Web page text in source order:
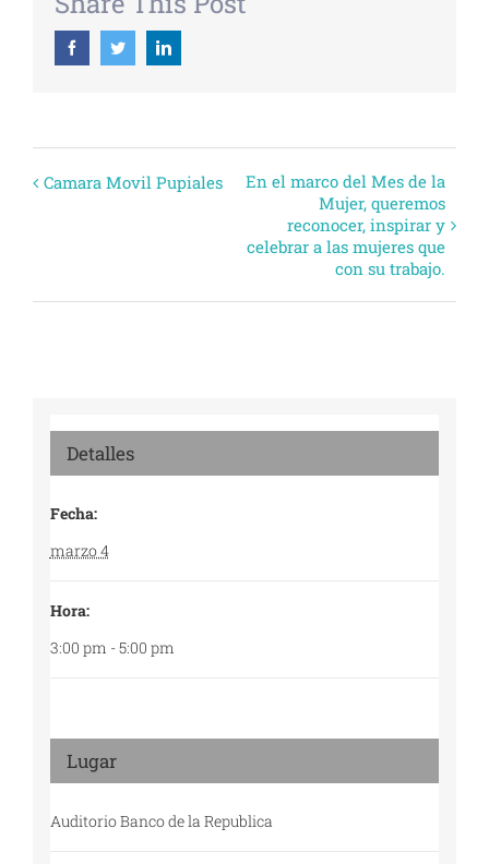
FacebookTwitterLinkedin
Evento
Camara Movil Pupiales
En el marco del Mes de la
Mujer, queremos
reconocer, inspirar y
celebrar a las mujeres que
con su trabajo.
Detalles
Fecha:
marzo 4
Hora:
3:00 pm - 5:00 pm
Lugar
Auditorio Banco de la Republica